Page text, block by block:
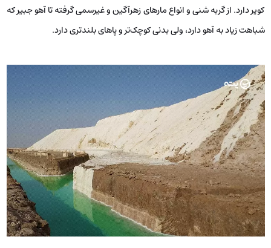
کویر دارد. از گربه شنی و انواع مارهای زهرآگین و غیرسمی گرفته تا آهو جبیر که
شباهت زیاد به آهو دارد، ولی بدنی کوچک‌تر و پاهای بلندتری دارد.